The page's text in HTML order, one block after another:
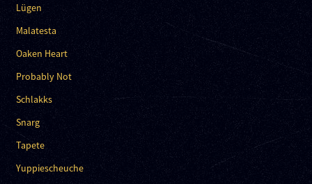
Lügen
Malatesta
Oaken Heart
Probably Not
Schlakks
Snarg
Tapete
Yuppiescheuche